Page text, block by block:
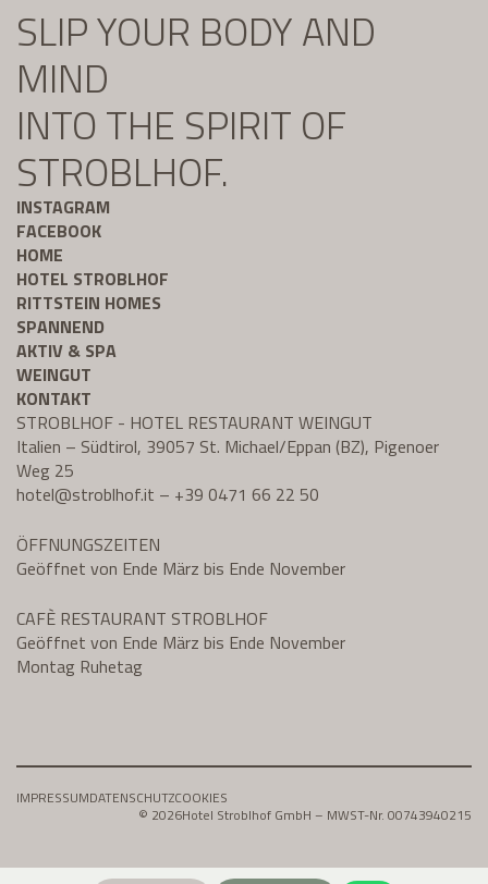
SLIP YOUR BODY AND
MIND
INTO THE SPIRIT OF
STROBLHOF.
INSTAGRAM
FACEBOOK
HOME
HOTEL STROBLHOF
RITTSTEIN HOMES
SPANNEND
AKTIV & SPA
WEINGUT
KONTAKT
STROBLHOF - HOTEL RESTAURANT WEINGUT
Italien – Südtirol, 39057 St. Michael/Eppan (BZ), Pigenoer
Weg 25
hotel@stroblhof.it – +39 0471 66 22 50
ÖFFNUNGSZEITEN
Geöffnet von Ende März bis Ende November
CAFÈ RESTAURANT STROBLHOF
Geöffnet von Ende März bis Ende November
Montag Ruhetag
IMPRESSUMDATENSCHUTZCOOKIES
© 2026Hotel Stroblhof GmbH – MWST-Nr. 00743940215